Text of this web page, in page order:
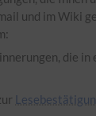
und im Wiki
die